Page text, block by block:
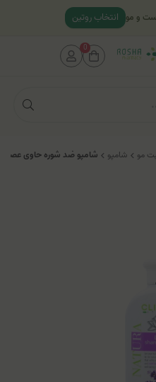
مو شامپو شامپو ضد شوره حاوی
و مو انتخاب روتین
0